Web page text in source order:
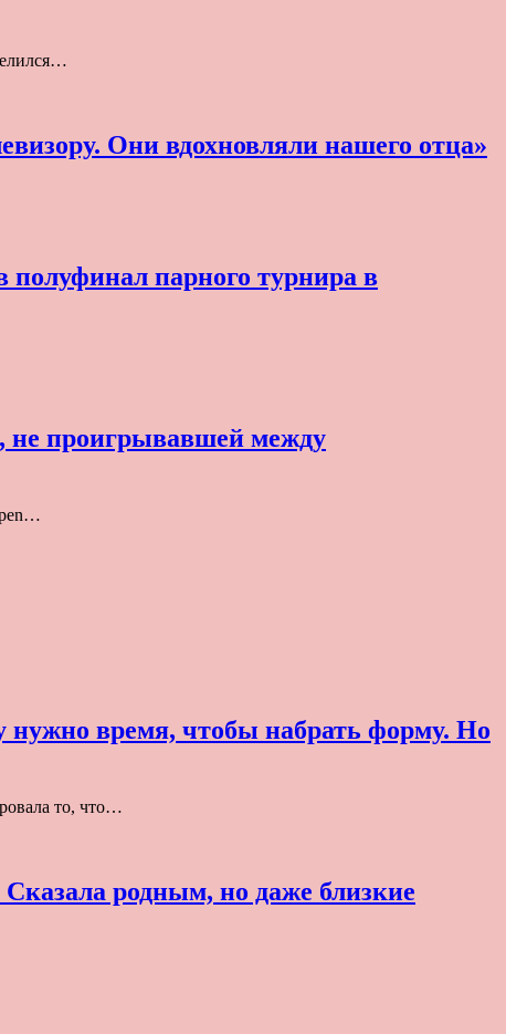
Они вдохновляли нашего отца»
парного турнира в
не проигрывавшей между
время, чтобы набрать форму. Но
то, что…
родным, но даже близкие